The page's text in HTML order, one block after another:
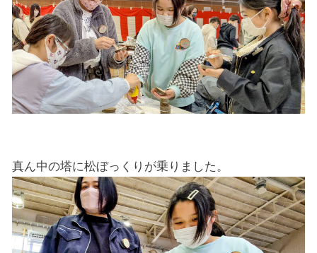
真ん中の塔に松ぼっくりが乗りました。